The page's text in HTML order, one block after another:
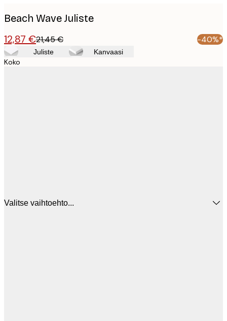
Beach Wave Juliste
12,87 €21,45 € -40%*
Juliste Kanvaasi
Koko
Valitse vaihtoehto...